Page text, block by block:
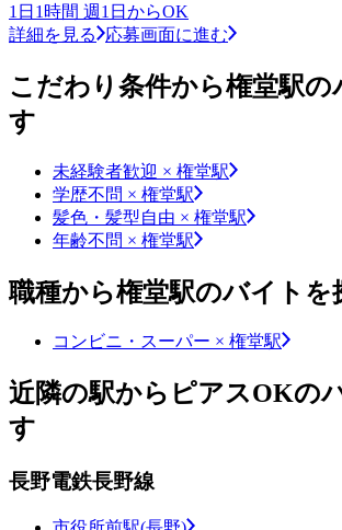
1日1時間 週1日からOK
詳細を見る
応募画面に進む
こだわり条件から権堂駅の
す
未経験者歓迎 × 権堂駅
学歴不問 × 権堂駅
髪色・髪型自由 × 権堂駅
年齢不問 × 権堂駅
職種から権堂駅のバイトを
コンビニ・スーパー × 権堂駅
近隣の駅からピアスOKの
す
長野電鉄長野線